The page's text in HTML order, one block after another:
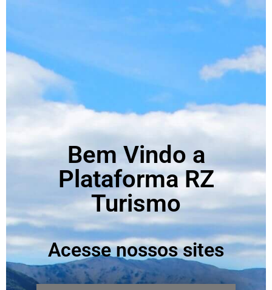
Bem Vindo a
Plataforma RZ
Turismo
Acesse nossos sites